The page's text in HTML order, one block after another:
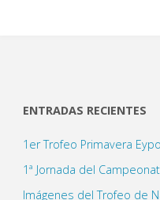
ENTRADAS RECIENTES
1er Trofeo Primavera
1ª Jornada del
Imágenes del Trofeo de